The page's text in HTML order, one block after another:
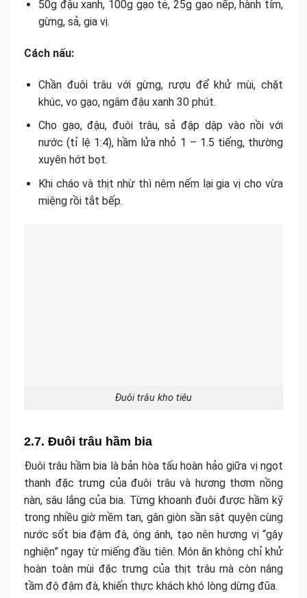
50g đậu xanh, 100g gạo tẻ, 25g gạo nếp, hành tím,
gừng, sả, gia vị.
Cách nấu:
Chần đuôi trâu với gừng, rượu để khử mùi, chặt
khúc, vo gạo, ngâm đậu xanh 30 phút.
Cho gạo, đậu, đuôi trâu, sả đập dập vào nồi với
nước (tỉ lệ 1:4), hầm lửa nhỏ 1 – 1.5 tiếng, thường
xuyên hớt bọt.
Khi cháo và thịt nhừ thì nêm nếm lại gia vị cho vừa
miệng rồi tắt bếp.
Đuôi trâu kho tiêu
2.7. Đuôi trâu hầm bia
Đuôi trâu hầm bia là bản hòa tấu hoàn hảo giữa vị ngọt
thanh đặc trưng của đuôi trâu và hương thơm nồng
nàn, sâu lắng của bia. Từng khoanh đuôi được hầm kỹ
trong nhiều giờ mềm tan, gân giòn sần sật quyện cùng
nước sốt bia đậm đà, óng ánh, tạo nên hương vị “gây
nghiện” ngay từ miếng đầu tiên. Món ăn không chỉ khử
hoàn toàn mùi đặc trưng của thịt trâu mà còn nâng
tầm độ đậm đà, khiến thực khách khó lòng dừng đũa.